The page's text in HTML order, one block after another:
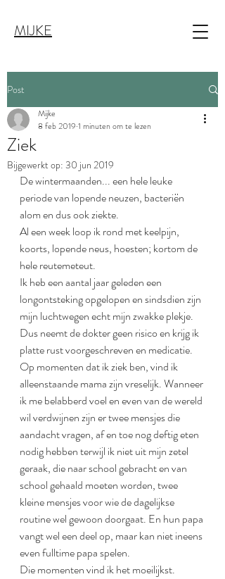
MIJKE
Post
Ziek
Mijke
8 feb 2019 1 minuten om te lezen
Bijgewerkt op: 30 jun 2019
De wintermaanden... een hele leuke
periode van lopende neuzen, bacteriën
alom en dus ook ziekte.
Al een week loop ik rond met keelpijn,
koorts, lopende neus, hoesten; kortom de
hele reutemeteut.
Ik heb een aantal jaar geleden een
longontsteking opgelopen en sindsdien zijn
mijn luchtwegen echt mijn zwakke plekje.
Dus neemt de dokter geen risico en krijg ik
platte rust voorgeschreven en medicatie.
Op momenten dat ik ziek ben, vind ik
alleenstaande mama zijn vreselijk. Wanneer
ik me belabberd voel en even van de wereld
wil verdwijnen zijn er twee mensjes die
aandacht vragen, af en toe nog deftig eten
nodig hebben terwijl ik niet uit mijn zetel
geraak, die naar school gebracht en van
school gehaald moeten worden, twee
kleine mensjes voor wie de dagelijkse
routine wel gewoon doorgaat. En hun papa
vangt wel een deel op, maar kan niet ineens
even fulltime papa spelen.
Die momenten vind ik het moeilijkst.